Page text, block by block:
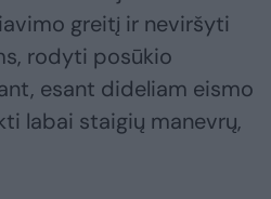
greitį ir neviršyti
rodyti posūkio
esant dideliam eismo
labai staigių manevrų,